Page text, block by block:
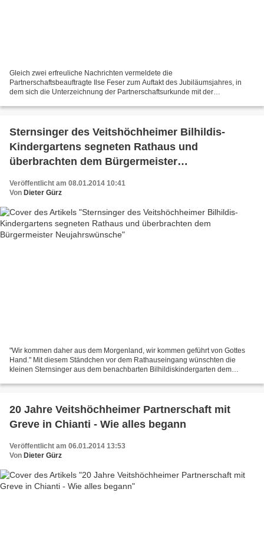
Gleich zwei erfreuliche Nachrichten vermeldete die
Partnerschaftsbeauftragte Ilse Feser zum Auftakt des Jubiläumsjahres, in
dem sich die Unterzeichnung der Partnerschaftsurkunde mit der
Sternsinger des Veitshöchheimer Bilhildis-
Kindergartens segneten Rathaus und
überbrachten dem Bürgermeister
Veröffentlicht am 08.01.2014 10:41
Von Dieter Gürz
"Wir kommen daher aus dem Morgenland, wir kommen geführt von Gottes
Hand." Mit diesem Ständchen vor dem Rathauseingang wünschten die
kleinen Sternsinger aus dem benachbarten Bilhildiskindergarten dem
20 Jahre Veitshöchheimer Partnerschaft mit
Greve in Chianti - Wie alles begann
Veröffentlicht am 06.01.2014 13:53
Von Dieter Gürz